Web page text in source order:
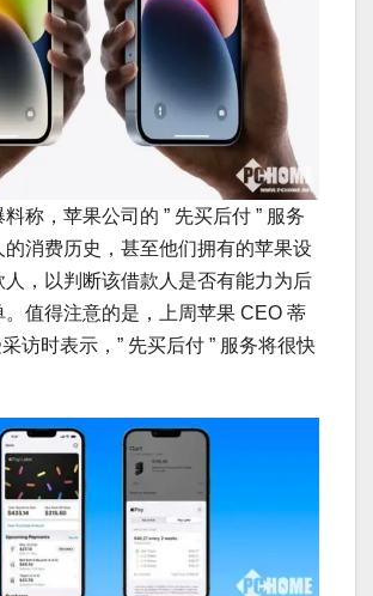
称，苹果公司的 ” 先买后付 ” 服务
的消费历史，甚至他们拥有的苹果设
人，以判断该借款人是否有能力为后
。值得注意的是，上周苹果 CEO 蒂
访时表示，” 先买后付 ” 服务将很快